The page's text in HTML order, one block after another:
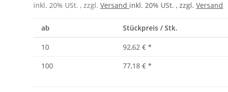
inkl. 20% USt. , zzgl. Versand inkl. 20% USt. , zzgl. Versand
ab Stückpreis / Stk.
10 92,62 € *
100
77,18 € *